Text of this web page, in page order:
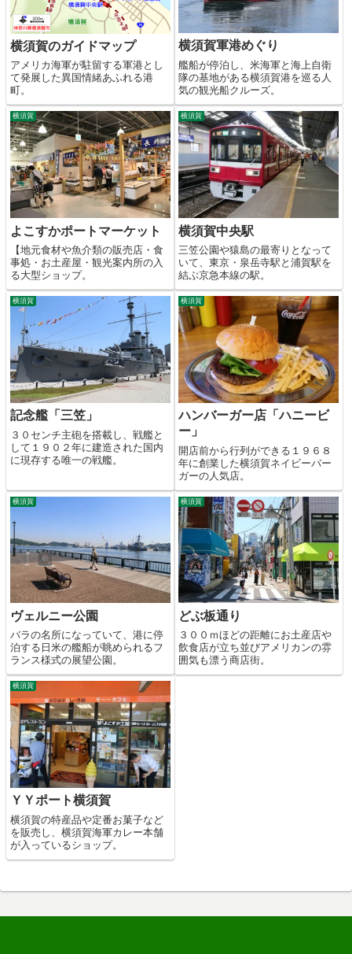
横須賀のガイドマップ
アメリカ海軍が駐留する軍港とし
て発展した異国情緒あふれる港
町。
横須賀軍港めぐり
艦船が停泊し、米海軍と海上自衛
隊の基地がある横須賀港を巡る人
気の観光船クルーズ。
横須賀
よこすかポートマーケット
【地元食材や魚介類の販売店・食
事処・お土産屋・観光案内所の入
る大型ショップ。
横須賀
横須賀中央駅
三笠公園や猿島の最寄りとなって
いて、東京・泉岳寺駅と浦賀駅を
結ぶ京急本線の駅。
横須賀
記念艦「三笠」
３０センチ主砲を搭載し、戦艦と
して１９０２年に建造された国内
に現存する唯一の戦艦。
横須賀
ハンバーガー店「ハニービ
ー」
開店前から行列ができる１９６８
年に創業した横須賀ネイビーバー
ガーの人気店。
横須賀
ヴェルニー公園
バラの名所になっていて、港に停
泊する日米の艦船が眺められるフ
ランス様式の展望公園。
横須賀
どぶ板通り
３００ｍほどの距離にお土産店や
飲食店が立ち並びアメリカンの雰
囲気も漂う商店街。
横須賀
ＹＹポート横須賀
横須賀の特産品や定番お菓子など
を販売し、横須賀海軍カレー本舗
が入っているショップ。